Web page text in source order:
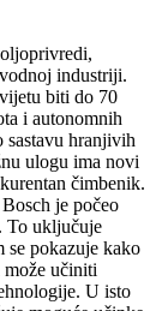
industriji.
biti do 70
i autonomnih
sastavu hranjivih
ulogu ima novi
čimbenik.
je počeo
To uključuje
se pokazuje kako
može učiniti
U isto